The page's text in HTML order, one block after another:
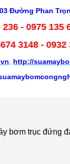
Đường Phan
- 0975 135
3148 - 0932
http://
bơm trục đứng